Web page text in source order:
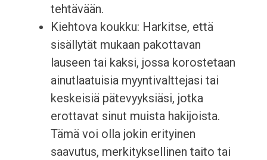
tehtävään.
Kiehtova koukku: Harkitse, että
sisällytät mukaan pakottavan
lauseen tai kaksi, jossa korostetaan
ainutlaatuisia myyntivalttejasi tai
keskeisiä pätevyyksiäsi, jotka
erottavat sinut muista hakijoista.
Tämä voi olla jokin erityinen
saavutus, merkityksellinen taito tai